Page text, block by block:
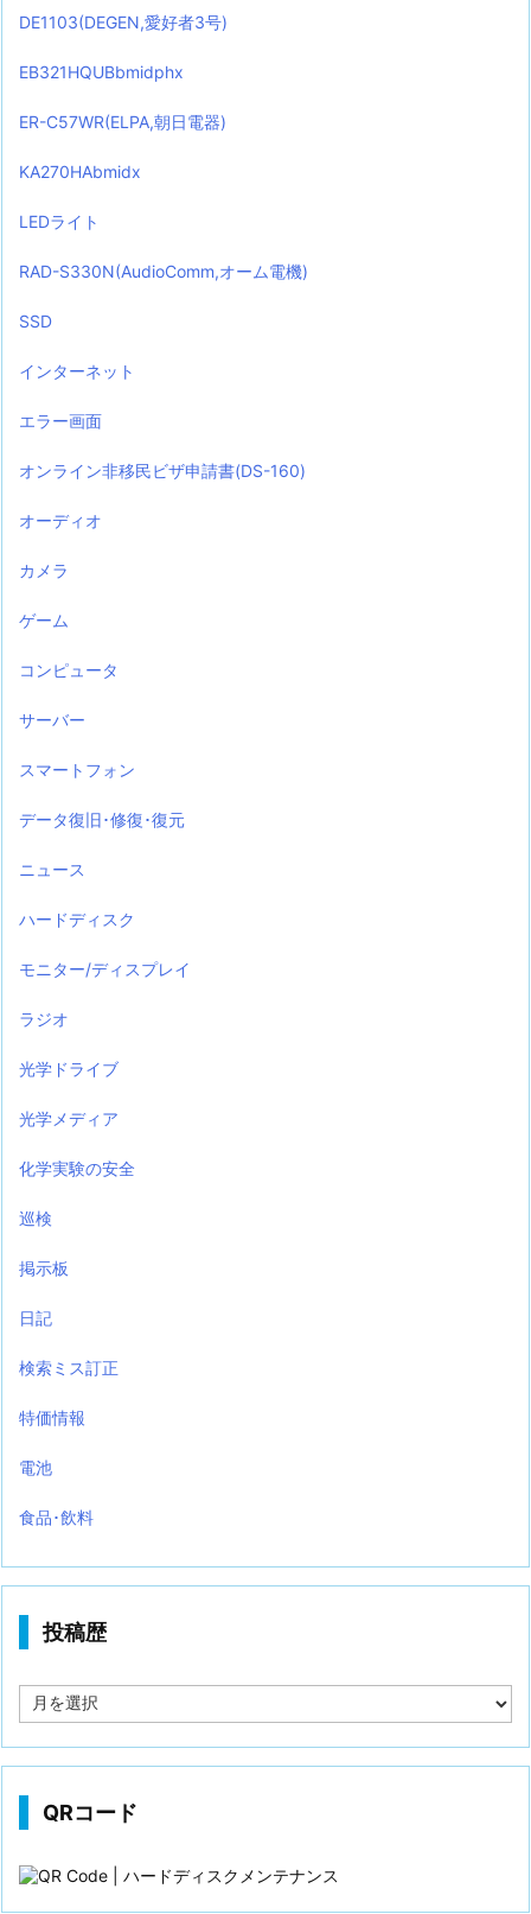
DE1103(DEGEN,愛好者3号)
EB321HQUBbmidphx
ER-C57WR(ELPA,朝日電器)
KA270HAbmidx
LEDライト
RAD-S330N(AudioComm,オーム電機)
SSD
インターネット
エラー画面
オンライン非移民ビザ申請書(DS-160)
オーディオ
カメラ
ゲーム
コンピュータ
サーバー
スマートフォン
データ復旧･修復･復元
ニュース
ハードディスク
モニター/ディスプレイ
ラジオ
光学ドライブ
光学メディア
化学実験の安全
巡検
掲示板
日記
検索ミス訂正
特価情報
電池
食品･飲料
投稿歴
稿
QRコード